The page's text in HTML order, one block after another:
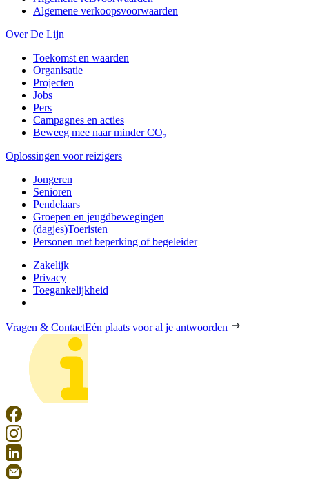
Algemene verkoopsvoorwaarden
Over De Lijn
Toekomst en waarden
Organisatie
Projecten
Jobs
Pers
Campagnes en acties
Beweeg mee naar minder CO₂
Oplossingen voor reizigers
Jongeren
Senioren
Pendelaars
Groepen en jeugdbewegingen
(dagjes)Toeristen
Personen met beperking of begeleider
Zakelijk
Privacy
Toegankelijkheid
Vragen & ContactEén plaats voor al je antwoorden